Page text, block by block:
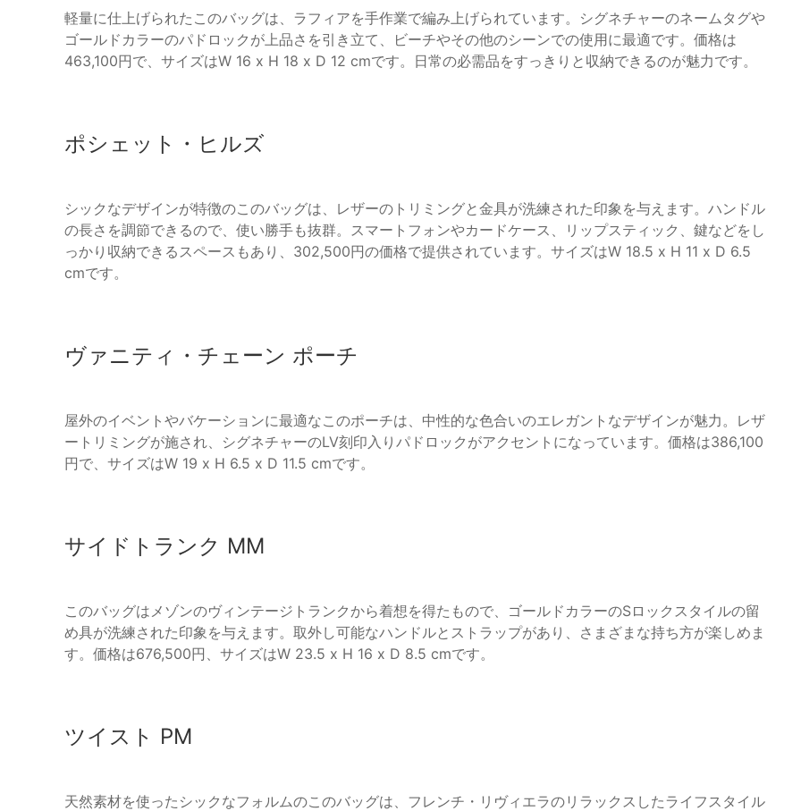
軽量に仕上げられたこのバッグは、ラフィアを手作業で編み上げられています。シグネチャーのネームタグや
ゴールドカラーのパドロックが上品さを引き立て、ビーチやその他のシーンでの使用に最適です。価格は
463,100円で、サイズはW 16 x H 18 x D 12 cmです。日常の必需品をすっきりと収納できるのが魅力です。
ポシェット・ヒルズ
シックなデザインが特徴のこのバッグは、レザーのトリミングと金具が洗練された印象を与えます。ハンドル
の長さを調節できるので、使い勝手も抜群。スマートフォンやカードケース、リップスティック、鍵などをし
っかり収納できるスペースもあり、302,500円の価格で提供されています。サイズはW 18.5 x H 11 x D 6.5
cmです。
ヴァニティ・チェーン ポーチ
屋外のイベントやバケーションに最適なこのポーチは、中性的な色合いのエレガントなデザインが魅力。レザ
ートリミングが施され、シグネチャーのLV刻印入りパドロックがアクセントになっています。価格は386,100
円で、サイズはW 19 x H 6.5 x D 11.5 cmです。
サイドトランク MM
このバッグはメゾンのヴィンテージトランクから着想を得たもので、ゴールドカラーのSロックスタイルの留
め具が洗練された印象を与えます。取外し可能なハンドルとストラップがあり、さまざまな持ち方が楽しめま
す。価格は676,500円、サイズはW 23.5 x H 16 x D 8.5 cmです。
ツイスト PM
天然素材を使ったシックなフォルムのこのバッグは、フレンチ・リヴィエラのリラックスしたライフスタイル